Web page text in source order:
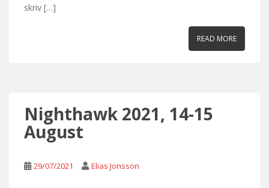
skriv […]
READ MORE
Nighthawk 2021, 14-15
August
29/07/2021 Elias Jonsson